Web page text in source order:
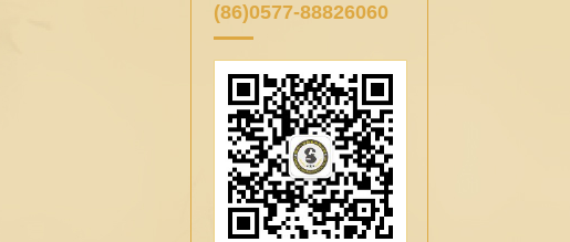
(86)0577-88826060